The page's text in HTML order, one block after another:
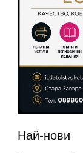
Най-нови